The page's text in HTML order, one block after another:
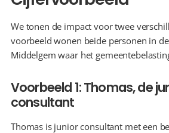
We tonen de impact voor twee
voorbeeld wonen beide personen in
Middelgem waar het
Voorbeeld 1: Thomas, de
consultant
Thomas is junior consultant met een